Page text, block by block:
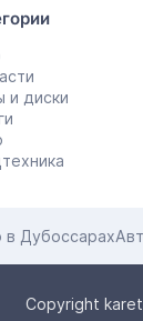
и диски
в Дубоссарах
Copyright